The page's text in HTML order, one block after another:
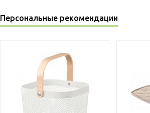
Персональные рекомендации